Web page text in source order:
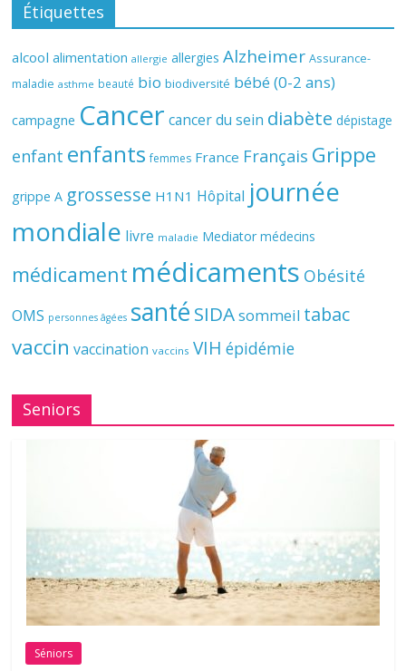
Étiquettes
alcool alimentation allergie allergies Alzheimer Assurance-
maladie asthme beauté bio biodiversité bébé (0-2 ans)
campagne Cancer cancer du sein diabète dépistage
enfant enfants femmes France Français Grippe
grippe A grossesse H1N1 Hôpital journée
mondiale livre maladie Mediator médecins
médicament médicaments Obésité
OMS personnes âgées santé SIDAsommeil tabac
vaccin vaccination vaccins VIH épidémie
Seniors
Séniors